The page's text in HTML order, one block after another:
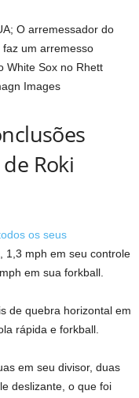
O arremessador do
faz um arremesso
White Sox no Rhett
Images
Roki
os seus
1,3 mph em seu controle
em sua forkball.
de quebra horizontal em
rápida e forkball.
em seu divisor, duas
deslizante, o que foi